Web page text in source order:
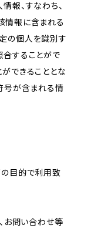
報、すなわち、
情報に含まれる
の個人を識別す
合することがで
できることとな
号が含まれる情
の目的で利用致
お問い合わせ等